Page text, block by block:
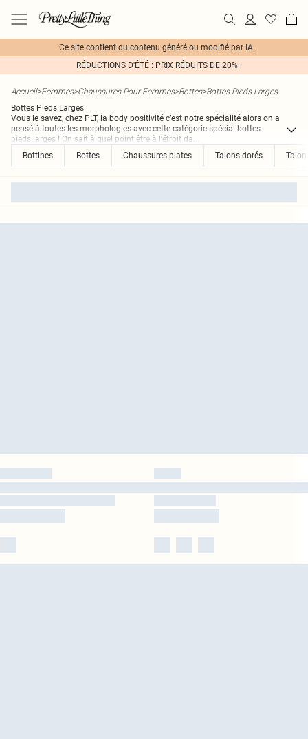
Ce site contient du contenu généré ou modifié par IA.
RÉDUCTIONS D'ÉTÉ : PRIX RÉDUITS DE 20%
Accueil>Femmes>Chaussures Pour Femmes>Bottes>Bottes Pieds Larges
Bottes Pieds Larges
Vous le savez, chez PLT, la body positivité c’est notre spécialité alors on a
pensé à toutes les morphologies avec cette catégorie spécial bottes
pieds larges ! On sait à quel point être à l’étroit da...
Bottines
Bottes Chaussures plates Talons dorés